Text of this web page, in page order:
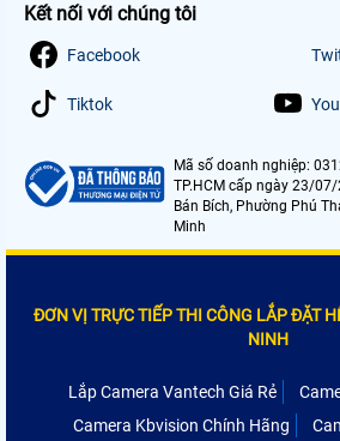
Kết nối với chúng tôi
Facebook
Tiktok
Mã số doanh nghiệp:
TP.HCM cấp ngày 23/
Bán Bích, Phường Phú
Minh
ĐƠN VỊ TRỰC TIẾP THI CÔNG LẮP ĐẶT
NINH
Lắp Camera Vantech Giá Rẻ
Camera Kbvision Chính Hãng